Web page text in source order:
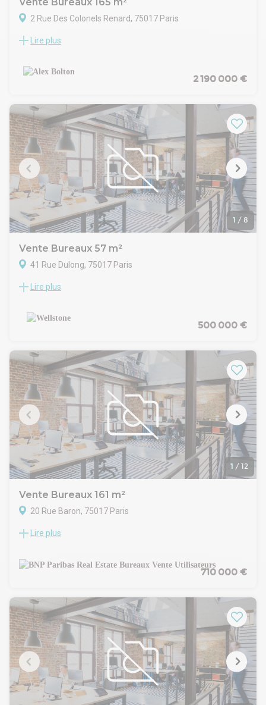
2 Rue Des Colonels Renard, 75017 Paris
Dans un très bel immeuble d'angle, un espace de bureaux de
offrant une grande flexibilité d'aménagement grâce à un
nombre limité de contraintes porteuses, il se distingue par sa
bénéficie d'un emplacement privilégié.
Lire plus
2 190 000 €
1 / 8
Vente Bureaux 57 m²
41 Rue Dulong, 75017 Paris
Wellstone propose à la vente des bureaux idéalement situés
opportunité rare offre un cadre professionnel raffiné, alliant
accessibilité et dynamisme, au coeur d'un quartier prisé pour
Lire plus
500 000 €
1 / 12
Vente Bureaux 161 m²
20 Rue Baron, 75017 Paris
BUREAUX A VENDRE PARIS 17
tramway Porte de SaintOuen, nous vous proposons
d'acquérir une surface de 160,75 m² dans le 17
Superficie totale : 160,75 m² répartis sur deux niveaux
(rezdechaussée + soussol) dans un petit immeuble de bon
standing détenu en copropriété.
Entrée indépendante sur rue garantissant une accessibilité
directe pour les clients et les livraisons.
Plan flexible : un vaste accueil, des espaces ouverts
modulables, des bureaux équipés d'un cloisonnement
semivitré amovible, ainsi qu'une cuisine fonctionnelle. Les
niveaux sont reliés par un escalier intérieur, facilitant la
Lire plus
710 000 €